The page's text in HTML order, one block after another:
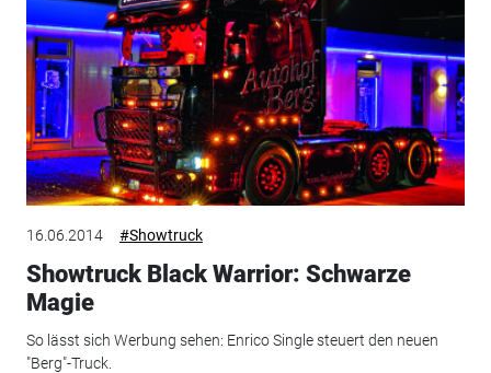
16.06.2014 #Showtruck
Showtruck Black Warrior: Schwarze
Magie
So lässt sich Werbung sehen: Enrico Single steuert den neuen
"Berg"-Truck.